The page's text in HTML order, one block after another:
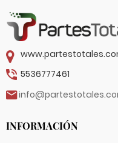
5536777461
INFORMACIÓN